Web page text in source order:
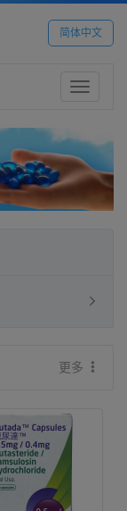
简体中文
Toggle
更多